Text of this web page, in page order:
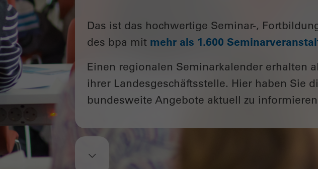
Das ist das hochwertige Seminar-,
des bpa mit mehr als 1.600
Einen regionalen Seminarkalender erhalten
ihrer Landesgeschäftsstelle. Hier haben Sie
bundesweite Angebote aktuell zu